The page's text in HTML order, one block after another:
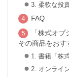
3. 柔軟な投
FAQ
「株式オ
その商品をおす
1. 書籍「株
2. オンライ